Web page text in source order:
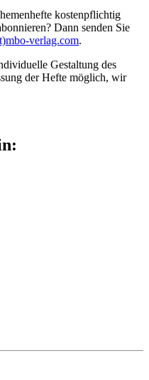
kostenpflichtig
Dann senden Sie
verlag.com.
Gestaltung des
der Hefte möglich, wir